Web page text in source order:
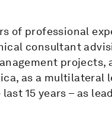
of professional
consultant
projects,
as a multilateral
15 years – as